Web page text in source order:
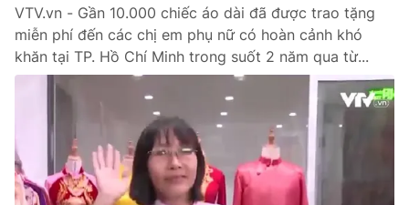
VTV.vn - Gần 10.000 chiếc áo dài đã được trao tặng
miễn phí đến các chị em phụ nữ có hoàn cảnh khó
khăn tại TP. Hồ Chí Minh trong suốt 2 năm qua từ...